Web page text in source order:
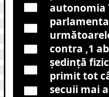
autonomia
contra ,1
ședință
primit tot
secuii mai